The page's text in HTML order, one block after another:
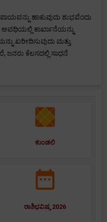
ಹಾಕುವುದು ಶುಭವೆಂದು
ಕಾರ್ಖಾನೆಯನ್ನು
ಖರೀದಿಸುವುದು ಮತ್ತು
ಜನರು ಕೆಲಸದಲ್ಲಿ ಸಾಧನೆ
ಕುಂಡಲಿ
ರಾಶಿಭವಿಷ್ಯ 2026